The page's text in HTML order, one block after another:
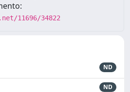
11696/34822
ND
ND